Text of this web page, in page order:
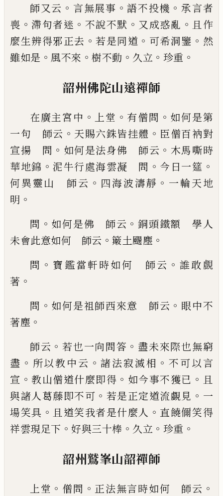
師又云 。 言無展事 。語不投機 。承言者
喪 。 滯句者迷 。 不說不默 。 又成惑亂 。 且作
麼生辨得邪正去 。若是同道 。 可希洞鑒 。 然
雖如是 。 風不來 。 樹不動 。 久立 。 珍重 。
韶州佛陀山遠禪師
在廣主宮中 。 上堂 。 有僧問 。 如何是第
一句 師云 。 天賜六銖皆挂體 。 臣僧百衲對
宣揚 問 。 如何是法身佛 師云 。 木馬嘶時
華地錦 。泥牛行處海雲凝 問 。 今日一筵 。
何異靈山 師云 。 四海波濤靜 。 一輪天地
明 。
問 。 如何是佛 師云 。銅頭鐵額 學人
未會此意如何 師云 。 簸土颺塵 。
問 。 寶鑑當軒時如何 師云 。誰敢覻
著 。
問 。 如何是祖師西來意 師云 。 眼中不
著塵 。
師云 。若也一向問答 。 盡未來際也無窮
盡 。 所以教中云 。諸法寂滅相 。不可以言
宣 。教山僧道什麼即得 。 如今事不獲已 。 且
與諸人葛藤即不可 。 若是正定道流覷 見 。 一
場笑具 。 且道笑我者是什麼人 。 直饒儞笑得
祥雲現足下 。 好與三十棒 。 久立 。 珍重 。
韶州鷲峯山韶禪師
上堂 。 僧問 。 正法無言時如何 師云 。